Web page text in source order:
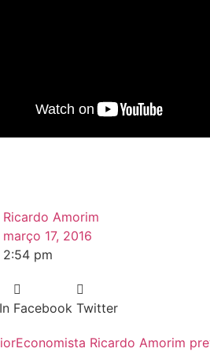
Ricardo Amorim
março 17, 2016
2:54 pm
Facebook Twitter
Economista Ricardo Amorim